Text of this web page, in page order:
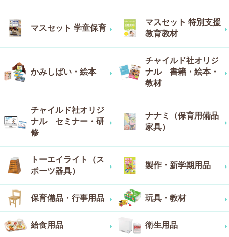
マスセット 学童保育
マスセット 特別支援
教育教材
かみしばい・絵本
チャイルド社オリジ
ナル 書籍・絵本・
教材
チャイルド社オリジ
ナル セミナー・研
修
ナナミ（保育用備品
家具）
トーエイライト（ス
ポーツ器具）
製作・新学期用品
保育備品・行事用品 玩具・教材
給食用品 衛生用品